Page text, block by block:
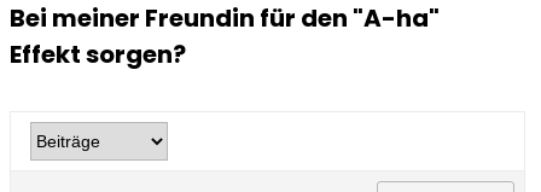
Bei meiner Freundin für den "A-ha"
Effekt sorgen?